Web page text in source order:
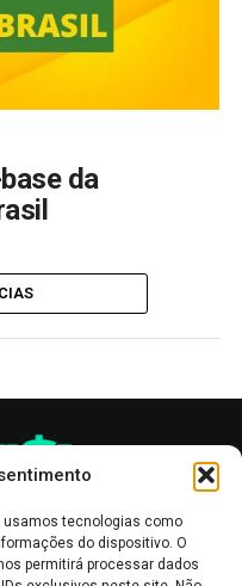
usamos tecnologias como
do dispositivo. O
permitirá processar dados
da